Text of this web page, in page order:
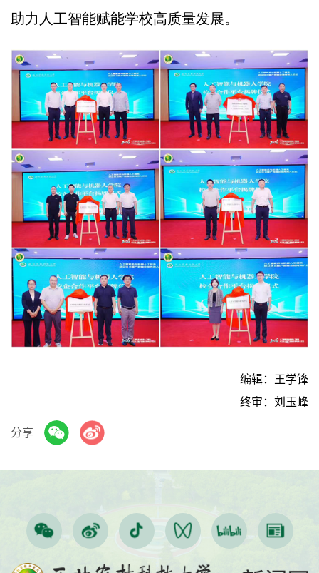
助力人工智能赋能学校高质量发展。
编辑：王学锋
终审：刘玉峰
分享